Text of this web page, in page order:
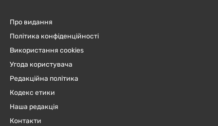
Про видання
Політика конфіденційності
Використання cookies
Угода користувача
Редакційна політика
Кодекс етики
Наша редакція
Контакти